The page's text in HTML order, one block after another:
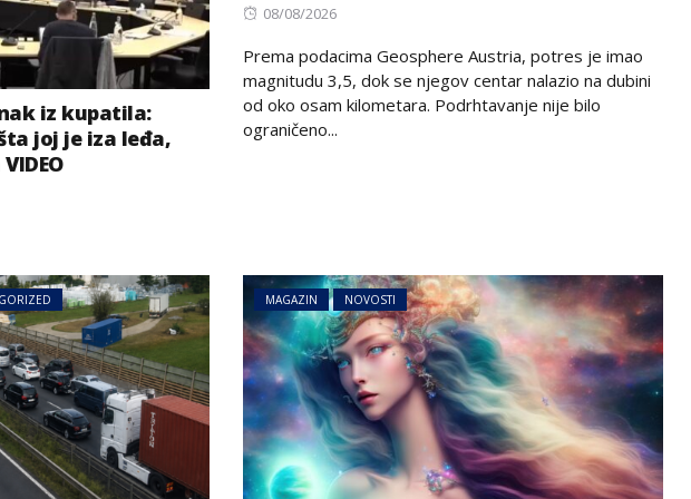
iz kupatila:
joj je iza leđa,
Posted
08/08/2026
Prema podacima Geosphere Austria, potres je imao
magnitudu 3,5, dok se njegov centar nalazio na dubini
od oko osam kilometara. Podrhtavanje nije bilo
ograničeno...
MAGAZIN NOVOSTI
prestanete da pucketate
prstima
poslovi u Evropi u 2026.
godini